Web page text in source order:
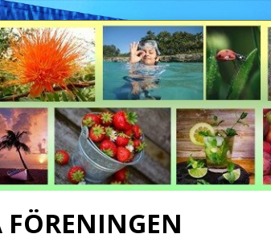
FÖRENINGEN